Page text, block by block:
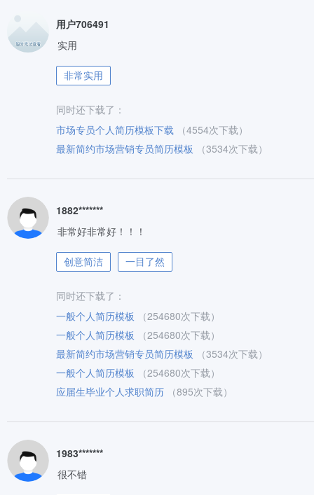
用户706491
实用
非常实用
同时还下载了：
市场专员个人简历模板下载
（4554次下载）
最新简约市场营销专员简历模板
（3534次下载）
1882*******
非常好非常好！！！
创意简洁 一目了然
同时还下载了：
一般个人简历模板
（254680次下载）
一般个人简历模板
（254680次下载）
最新简约市场营销专员简历模板
（3534次下载）
一般个人简历模板
（254680次下载）
应届生毕业个人求职简历
（895次下载）
1983*******
很不错